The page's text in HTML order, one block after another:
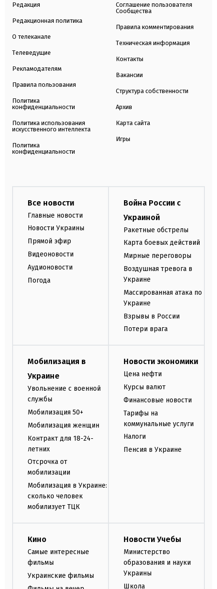
Редакция
Редакционная политика
О телеканале
Телеведущие
Рекламодателям
Правила пользования
Политика
конфиденциальности
Политика использования
искусственного интеллекта
Политика
конфиденциальности
Соглашение пользователя
Сообщества
Правила комментирования
Техническая информация
Контакты
Вакансии
Структура собственности
Архив
Карта сайта
Игры
Все новости
Главные новости
Новости Украины
Прямой эфир
Видеоновости
Аудионовости
Погода
Война России с
Украиной
Ракетные обстрелы
Карта боевых действий
Мирные переговоры
Воздушная тревога в
Украине
Массированная атака по
Украине
Взрывы в России
Потери врага
Мобилизация в
Украине
Увольнение с военной
службы
Мобилизация 50+
Мобилизация женщин
Контракт для 18-24-
летних
Отсрочка от
мобилизации
Мобилизация в Украине:
сколько человек
мобилизует ТЦК
Новости экономики
Цена нефти
Курсы валют
Финансовые новости
Тарифы на
коммунальные услуги
Налоги
Пенсия в Украине
Кино
Самые интересные
фильмы
Украинские фильмы
Новости Учебы
Министерство
образования и науки
Украины
Школа